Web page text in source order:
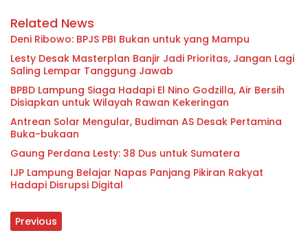
Related News
Deni Ribowo: BPJS PBI Bukan untuk yang Mampu
Lesty Desak Masterplan Banjir Jadi Prioritas, Jangan Lagi
Saling Lempar Tanggung Jawab
BPBD Lampung Siaga Hadapi El Nino Godzilla, Air Bersih
Disiapkan untuk Wilayah Rawan Kekeringan
Antrean Solar Mengular, Budiman AS Desak Pertamina
Buka-bukaan
Gaung Perdana Lesty: 38 Dus untuk Sumatera
IJP Lampung Belajar Napas Panjang Pikiran Rakyat
Hadapi Disrupsi Digital
Previous